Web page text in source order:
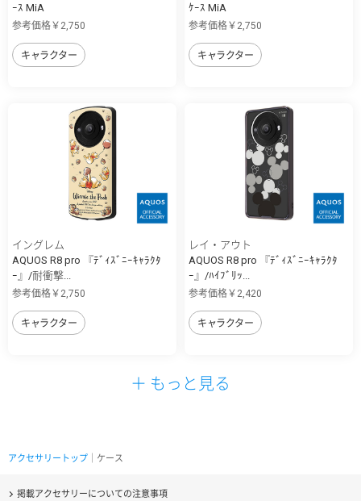
ｰｽ MiA
参考価格￥2,750
キャラクター
ｹｰｽ MiA
参考価格￥2,750
キャラクター
イングレム
AQUOS R8 pro 『ﾃﾞｨｽﾞﾆｰｷｬﾗｸﾀ
ｰ』/耐衝撃...
参考価格￥2,750
キャラクター
レイ・アウト
AQUOS R8 pro 『ﾃﾞｨｽﾞﾆｰｷｬﾗｸﾀ
ｰ』/ﾊｲﾌﾞﾘｯ...
参考価格￥2,420
キャラクター
＋ もっと見る
アクセサリートップ ｜ケース
掲載アクセサリーについての注意事項